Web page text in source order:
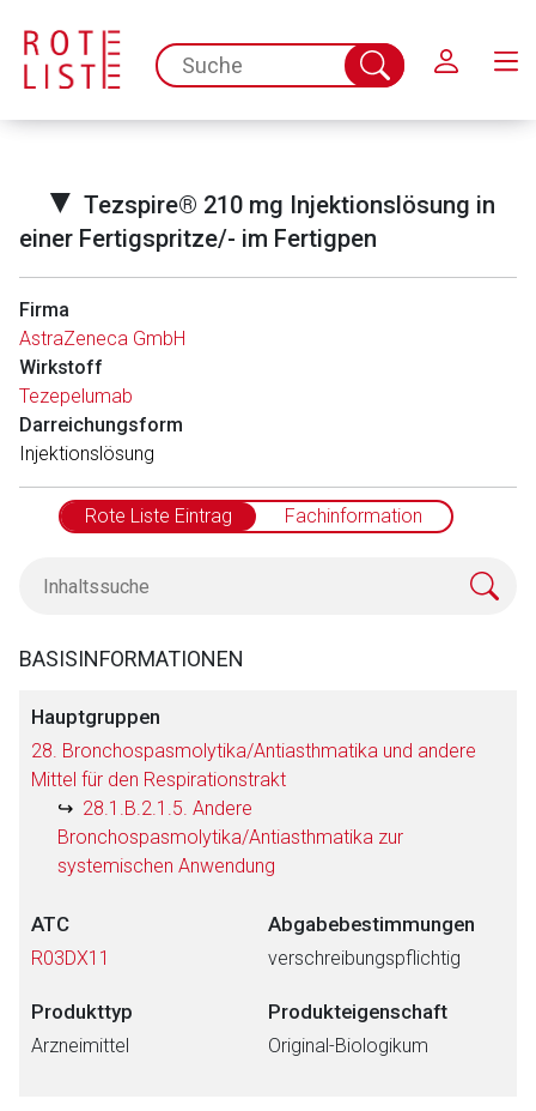
spc.search.input.placeholder
Suche
abschicken
▼ Tezspire® 210 mg Injektionslösung in
einer Fertigspritze/- im Fertigpen
Firma
AstraZeneca GmbH
Wirkstoff
Tezepelumab
Darreichungsform
Injektionslösung
Rote Liste Eintrag Fachinformation
BASISINFORMATIONEN
Hauptgruppen
28. Bronchospasmolytika/Antiasthmatika und andere
Mittel für den Respirationstrakt
28.1.B.2.1.5. Andere
Bronchospasmolytika/Antiasthmatika zur
systemischen Anwendung
ATC
R03DX11
Abgabebestimmungen
verschreibungspflichtig
Produkttyp
Arzneimittel
Produkteigenschaft
Original-Biologikum